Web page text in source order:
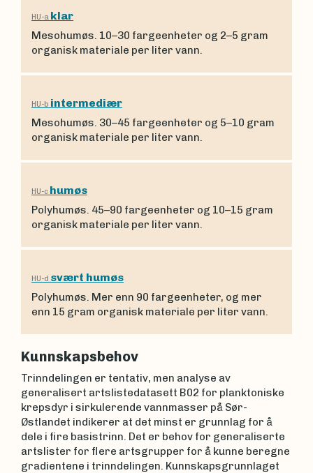
HU-a klar
Mesohumøs. 10–30 fargeenheter og 2–5 gram
organisk materiale per liter vann.
HU-b intermediær
Mesohumøs. 30–45 fargeenheter og 5–10 gram
organisk materiale per liter vann.
HU-c humøs
Polyhumøs. 45–90 fargeenheter og 10–15 gram
organisk materiale per liter vann.
HU-d svært humøs
Polyhumøs. Mer enn 90 fargeenheter, og mer
enn 15 gram organisk materiale per liter vann.
Kunnskapsbehov
Trinndelingen er tentativ, men analyse av
generalisert artslistedatasett B02 for planktoniske
krepsdyr i sirkulerende vannmasser på Sør-
Østlandet indikerer at det minst er grunnlag for å
dele i fire basistrinn. Det er behov for generaliserte
artslister for flere artsgrupper for å kunne beregne
gradientene i trinndelingen. Kunnskapsgrunnlaget